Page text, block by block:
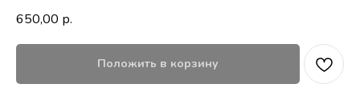
650,00 р.
Положить в корзину